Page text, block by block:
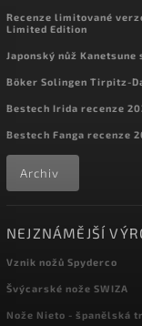
Recenze limitované
Limited Edition
Japonský nůž
Böker Solingen Tirpitz-
Bestech Irida recenze
Bestech Fanga recenze
Archiv
NEJZNÁMĚJŠÍ
Vznik nožů Spyderco
Švýcarské nože SWIZA
Nože Nieto - španělská